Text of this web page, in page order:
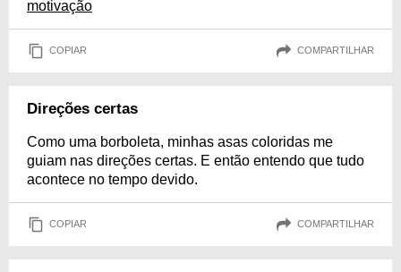
motivação
COPIAR COMPARTILHAR
Direções certas
Como uma borboleta, minhas asas coloridas me
guiam nas direções certas. E então entendo que tudo
acontece no tempo devido.
COPIAR COMPARTILHAR